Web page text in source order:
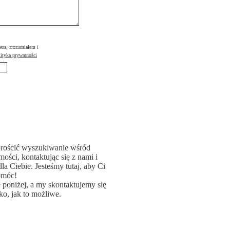
zrozumiałem i
prywatności
wyszukiwanie wśród
kontaktując się z nami i
Ciebie. Jesteśmy tutaj, aby Ci
a my skontaktujemy się
jak to możliwe.